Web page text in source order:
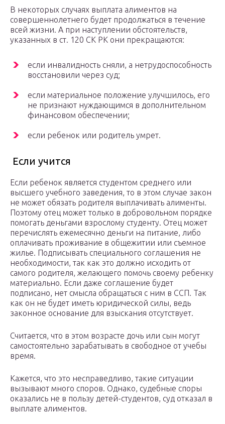
В некоторых случаях выплата алиментов на
совершеннолетнего будет продолжаться в течение
всей жизни. А при наступлении обстоятельств,
указанных в ст. 120 СК РК они прекращаются:
если инвалидность сняли, а нетрудоспособность
восстановили через суд;
если материальное положение улучшилось, его
не признают нуждающимся в дополнительном
финансовом обеспечении;
если ребенок или родитель умрет.
Если учится
Если ребенок является студентом среднего или
высшего учебного заведения, то в этом случае закон
не может обязать родителя выплачивать алименты.
Поэтому отец может только в добровольном порядке
помогать деньгами взрослому студенту. Отец может
перечислять ежемесячно деньги на питание, либо
оплачивать проживание в общежитии или съемное
жилье. Подписывать специального соглашения не
необходимости, так как это должно исходить от
самого родителя, желающего помочь своему ребенку
материально. Если даже соглашение будет
подписано, нет смысла обращаться с ним в ССП. Так
как он не будет иметь юридической силы, ведь
законное основание для взыскания отсутствует.
Считается, что в этом возрасте дочь или сын могут
самостоятельно зарабатывать в свободное от учебы
время.
Кажется, что это несправедливо, такие ситуации
вызывают много споров. Однако, судебные споры
оказались не в пользу детей-студентов, суд отказал в
выплате алиментов.